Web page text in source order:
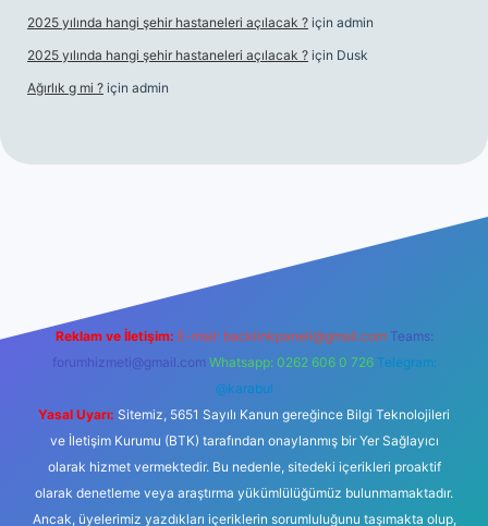
2025 yılında hangi şehir hastaneleri açılacak ? için admin
2025 yılında hangi şehir hastaneleri açılacak ? için Dusk
Ağırlık g mi ? için admin
Reklam ve İletişim: E-mail: backlinkpaneli@gmail.com Teams:
forumhizmeti@gmail.com Whatsapp: 0262 606 0 726 Telegram:
@karabul
Yasal Uyarı: Sitemiz, 5651 Sayılı Kanun gereğince Bilgi Teknolojileri
ve İletişim Kurumu (BTK) tarafından onaylanmış bir Yer Sağlayıcı
olarak hizmet vermektedir. Bu nedenle, sitedeki içerikleri proaktif
olarak denetleme veya araştırma yükümlülüğümüz bulunmamaktadır.
Ancak, üyelerimiz yazdıkları içeriklerin sorumluluğunu taşımakta olup,